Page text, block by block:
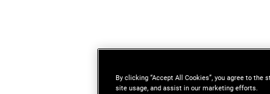
By clicking “Accept All Cookies”, you agree to the
site usage, and assist in our marketing efforts.